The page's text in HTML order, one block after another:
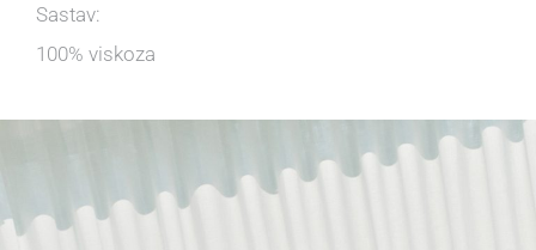
Sastav:
100% viskoza